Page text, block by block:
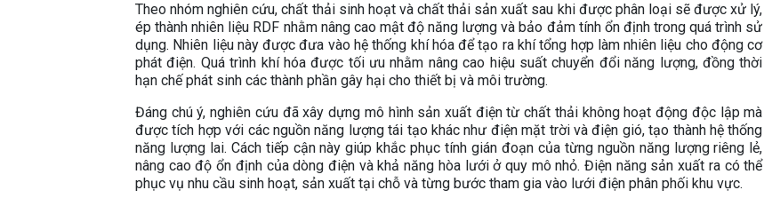
Theo nhóm nghiên cứu, chất thải sinh hoạt và chất thải sản xuất sau khi được phân loại sẽ được xử lý,
ép thành nhiên liệu RDF nhằm nâng cao mật độ năng lượng và bảo đảm tính ổn định trong quá trình sử
dụng. Nhiên liệu này được đưa vào hệ thống khí hóa để tạo ra khí tổng hợp làm nhiên liệu cho động cơ
phát điện. Quá trình khí hóa được tối ưu nhằm nâng cao hiệu suất chuyển đổi năng lượng, đồng thời
hạn chế phát sinh các thành phần gây hại cho thiết bị và môi trường.
Đáng chú ý, nghiên cứu đã xây dựng mô hình sản xuất điện từ chất thải không hoạt động độc lập mà
được tích hợp với các nguồn năng lượng tái tạo khác như điện mặt trời và điện gió, tạo thành hệ thống
năng lượng lai. Cách tiếp cận này giúp khắc phục tính gián đoạn của từng nguồn năng lượng riêng lẻ,
nâng cao độ ổn định của dòng điện và khả năng hòa lưới ở quy mô nhỏ. Điện năng sản xuất ra có thể
phục vụ nhu cầu sinh hoạt, sản xuất tại chỗ và từng bước tham gia vào lưới điện phân phối khu vực.